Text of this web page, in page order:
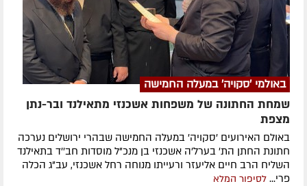
באולמי 'סקויה' במעלה החמישה
שמחת החתונה של משפחות אשכנזי מתאילנד ובר-נתן
מצפת
באולם האירועים 'סקויה' במעלה החמישה שבהרי ירושלים נערכה
חתונת החתן הת' בערל'ה אשכנזי בן מנכ"ל מוסדות חב''ד בתאילנד
השליח הרב חיים אליעזר ורעייתו מנוחה רחל אשכנזי, עב"ג הכלה
פרי... לסיפור המלא